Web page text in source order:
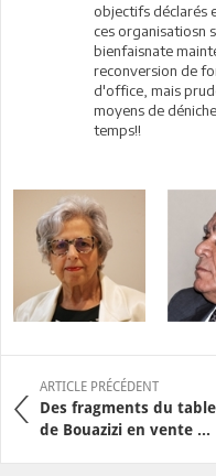
objectifs déclarés
ces organisatiosn
bienfaisnate
reconversion de
d'office, mais
moyens de
temps!!
ARTICLE PRÉCÉDENT
Des fragments du
de Bouazizi en vente ...